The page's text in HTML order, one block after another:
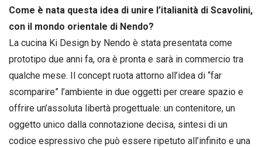
Come è nata questa idea di unire l’italianità di Scavolini,
con il mondo orientale di Nendo?
La cucina Ki Design by Nendo è stata presentata come
prototipo due anni fa, ora è pronta e sarà in commercio tra
qualche mese. Il concept ruota attorno all’idea di “far
scomparire” l’ambiente in due oggetti per creare spazio e
offrire un’assoluta libertà progettuale: un contenitore, un
oggetto unico dalla connotazione decisa, sintesi di un
codice espressivo che può essere ripetuto all’infinito e una